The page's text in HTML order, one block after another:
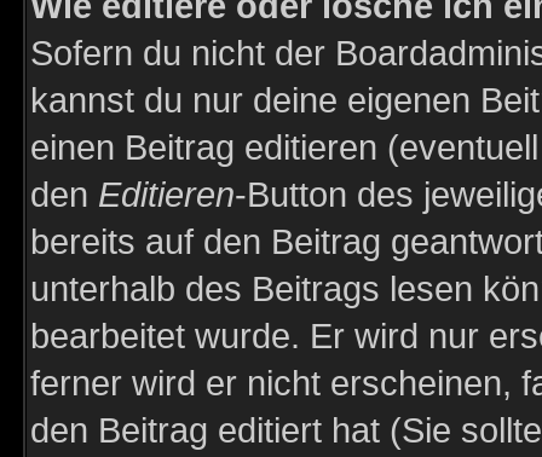
Sofern du nicht der
kannst du nur deine eigenen
einen Beitrag editieren
den Editieren-Button des
bereits auf den Beitrag
unterhalb des Beitrags lesen
bearbeitet wurde. Er wird nur
ferner wird er nicht erscheinen,
den Beitrag editiert hat (Sie